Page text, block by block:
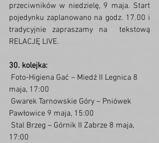
przeciwników w niedzielę, 9 maja. Start
pojedynku zaplanowano na godz. 17.00 i
tradycyjnie zapraszamy na  tekstową
RELACJĘ LIVE.
30. kolejka:
maja, 17:00
Pawłowice 9 maja, 15:00
17:00